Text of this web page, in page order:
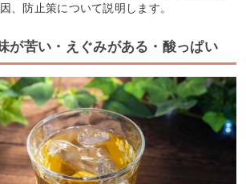
、防止策について説明します。
が苦い・えぐみがある・酸っぱい